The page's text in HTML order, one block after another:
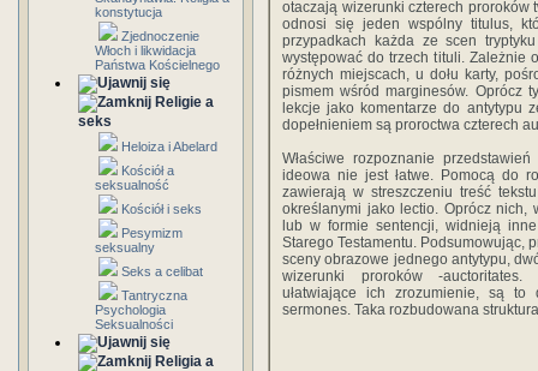
konstytucja
Zjednoczenie
Włoch i likwidacja
Państwa Kościelnego
Religie a
seks
Heloiza i Abelard
Kościół a
seksualność
Kościół i seks
Pesymizm
seksualny
Seks a celibat
Tantryczna
Psychologia
Seksualności
Religia a
otaczają wizerunki czterech proroków
odnosi się jeden wspólny titulus,
przypadkach każda ze scen
występować do trzech tituli. Zależnie
różnych miejscach, u dołu karty,
pismem wśród marginesów. Oprócz
lekcje jako komentarze do antytypu
dopełnieniem są proroctwa czterech
Właściwe rozpoznanie
ideowa nie jest łatwe. Pomocą do
zawierają w streszczeniu treść
określanymi jako lectio. Oprócz nich,
lub w formie sentencji, widnieją
Starego Testamentu. Podsumowując,
sceny obrazowe jednego antytypu,
wizerunki proroków -auctoritates.
ułatwiające ich zrozumienie, są
sermones. Taka rozbudowana